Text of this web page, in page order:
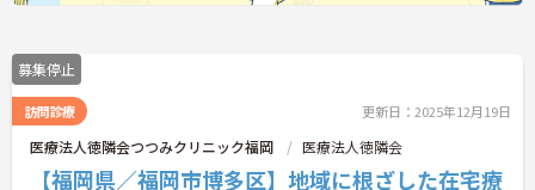
募集停止
訪問診療 更新日：2025年12月19日
医療法人徳隣会つつみクリニック福岡 医療法人徳隣会
【福岡県／福岡市博多区】地域に根ざした在宅療